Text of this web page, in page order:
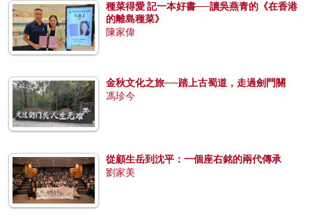
種菜得愛 記一本好書──讀吳燕青的《在香港
的離島種菜》
陳家偉
金秋文化之旅──踏上古蜀道，走過劍門關
馮珍今
從顧生岳到沈平：一個座右銘的兩代傳承
劉家美